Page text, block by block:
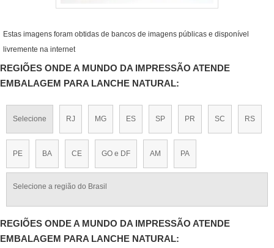
Estas imagens foram obtidas de bancos de imagens públicas e disponível
livremente na internet
REGIÕES ONDE A MUNDO DA IMPRESSÃO ATENDE
EMBALAGEM PARA LANCHE NATURAL:
Selecione RJ MG ES SP PR SC RS
PE BA CE GO e DF AM PA
Selecione a região do Brasil
REGIÕES ONDE A MUNDO DA IMPRESSÃO ATENDE
EMBALAGEM PARA LANCHE NATURAL: